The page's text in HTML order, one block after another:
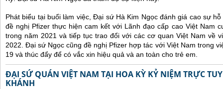
Phát biểu tại buổi làm việc, Đại sứ Hà Kim Ngọc đánh giá cao sự
đề nghị Pfizer thực hiện cam kết với Lãnh đạo cấp cao Việt Nam
trong năm 2021 và tiếp tục trao đổi với các cơ quan Việt Nam về
2022. Đại sứ Ngọc cũng đề nghị Pfizer hợp tác với Việt Nam trong
19 và thúc đẩy để có vắc xin hiệu quả và an toàn cho trẻ em.
ĐẠI SỨ QUÁN VIỆT NAM TẠI HOA KỲ KỶ NIỆM TRỰC
KHÁNH